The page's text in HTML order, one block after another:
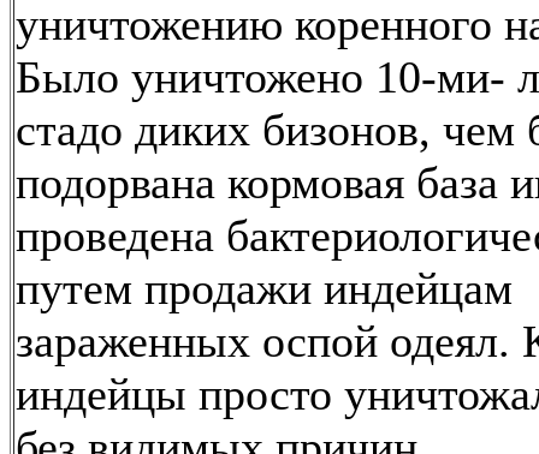
уничтожению коренного
Было уничтожено 10-ми-
стадо диких бизонов, чем
подорвана кормовая база
проведена
путем продажи индейцам
зараженных оспой одеял.
индейцы просто